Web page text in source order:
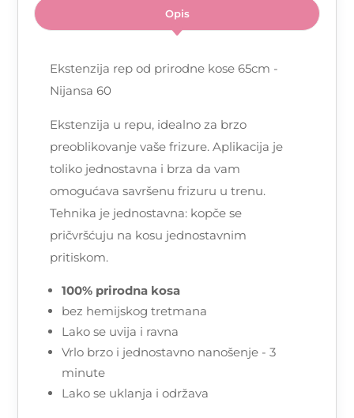
Opis
Ekstenzija rep od prirodne kose 65cm -
Nijansa 60
Ekstenzija u repu, idealno za brzo
preoblikovanje vaše frizure. Aplikacija je
toliko jednostavna i brza da vam
omogućava savršenu frizuru u trenu.
Tehnika je jednostavna: kopče se
pričvršćuju na kosu jednostavnim
pritiskom.
100% prirodna kosa
bez hemijskog tretmana
Lako se uvija i ravna
Vrlo brzo i jednostavno nanošenje - 3
minute
Lako se uklanja i održava